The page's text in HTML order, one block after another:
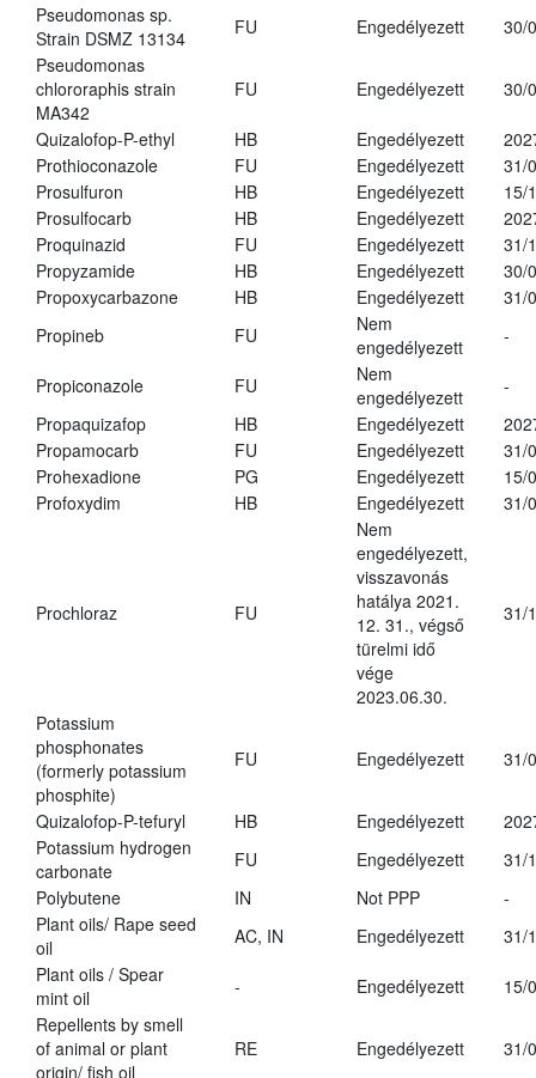
Pseudomonas sp.
Strain DSMZ 13134
FU Engedélyezett
30/
Pseudomonas
chlororaphis strain
MA342
FU Engedélyezett 30/
Quizalofop-P-ethyl HB Engedélyezett
Prothioconazole
FU Engedélyezett
31/
Prosulfuron
HB Engedélyezett
15/
Prosulfocarb
HB Engedélyezett
Proquinazid
FU Engedélyezett
31/
Propyzamide
HB Engedélyezett
30/
Propoxycarbazone
HB Engedélyezett
31/
Propineb
FU
Nem
engedélyezett
-
Propiconazole FU
Nem
engedélyezett
-
Propaquizafop
HB Engedélyezett
Propamocarb
FU Engedélyezett
31/
Prohexadione
PG Engedélyezett
15/
Profoxydim
HB Engedélyezett 31/
Prochloraz FU
Nem
engedélyezett,
visszavonás
hatálya 2021.
12. 31., végső
türelmi idő
vége
2023.06.30.
31/
Potassium
phosphonates
(formerly potassium
phosphite)
FU Engedélyezett 31/
Quizalofop-P-tefuryl HB Engedélyezett
Potassium hydrogen
carbonate
FU Engedélyezett
31/
Polybutene
IN Not PPP
-
Plant oils/ Rape seed
oil
AC, IN Engedélyezett
31/
Plant oils / Spear
mint oil
- Engedélyezett
15/
Repellents by smell
of animal or plant
origin/ fish oil
RE Engedélyezett 31/